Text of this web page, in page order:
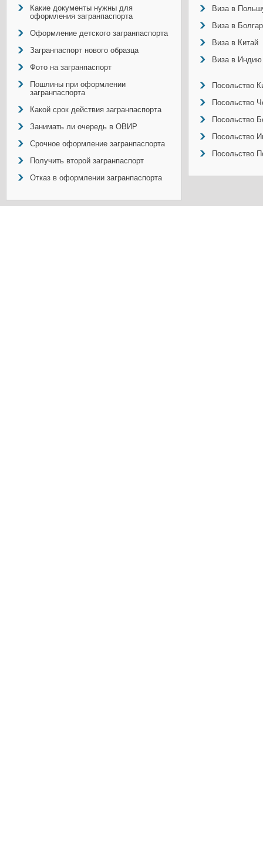
Какие документы нужны для
оформления загранпаспорта
Оформление детского загранпаспорта
Загранпаспорт нового образца
Фото на загранпаспорт
Пошлины при оформлении
загранпаспорта
Какой срок действия загранпаспорта
Занимать ли очередь в ОВИР
Срочное оформление загранпаспорта
Получить второй загранпаспорт
Отказ в оформлении загранпаспорта
Виза в
Виза в
Виза в Китай
Виза в Индию
Посольство
Посольство
Посольство
Посольство
Посольство